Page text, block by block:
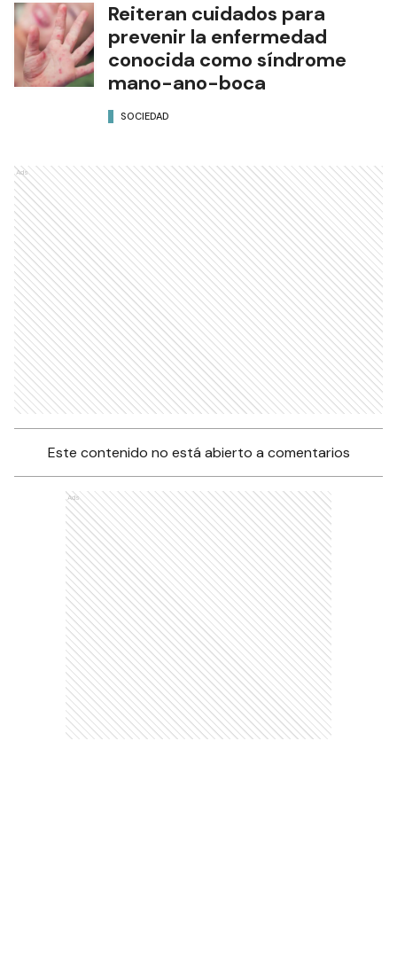
Reiteran cuidados para
prevenir la enfermedad
conocida como síndrome
mano-ano-boca
SOCIEDAD
Ads
Este contenido no está abierto a comentarios
Ads